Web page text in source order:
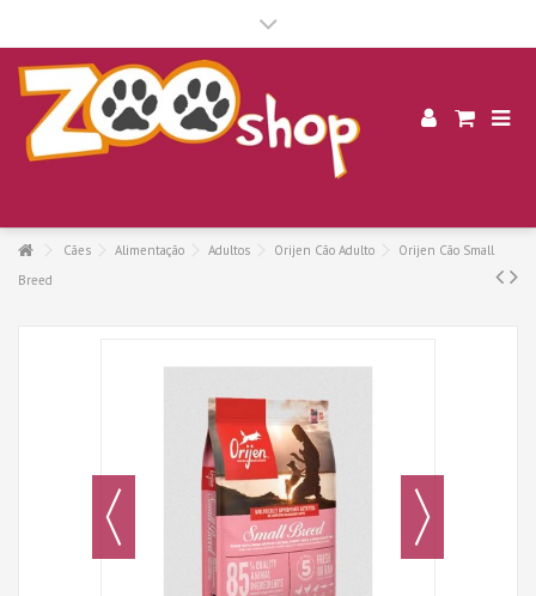
Cães Alimentação Adultos Orijen Cão Adulto
Orijen Cão Small
Breed